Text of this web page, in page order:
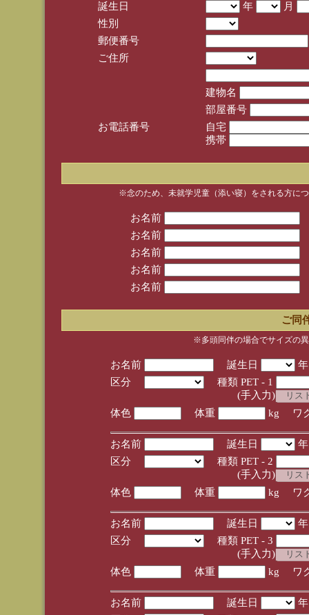
誕生日
年
月
性別
郵便番号
ご住所
建物名
部屋番号
お電話番号
自宅
携帯
※念のため、未就学児童（添い寝）をされる方に
お名前
お名前
お名前
お名前
お名前
ご同
※多頭同伴の場合でサイズの
お名前 誕生日
区分
種類 PET - 1
(手入力)
体色
体重 kg ワ
お名前 誕生日
区分
種類 PET - 2
(手入力)
体色
体重 kg ワ
お名前 誕生日
区分
種類 PET - 3
(手入力)
体色
体重 kg ワ
お名前 誕生日